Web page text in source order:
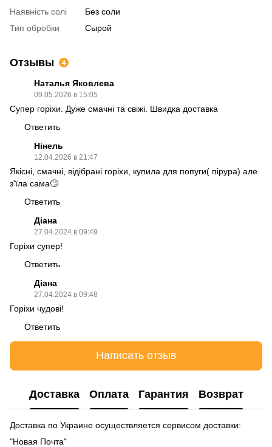
Наявність солі
Без соли
Тип обробки
Сырой
Отзывы 4
Наталья Яковлева
09.05.2026 в 15:05
Супер горіхи. Дуже смачні та свіжі. Швидка доставка
Ответить
Нінель
12.04.2026 в 21:47
Якісні, смачні, відібрані горіхи, купила для попуги( пірура) але
з'їла сама🙄
Ответить
Діана
27.04.2024 в 09:49
Горіхи супер!
Ответить
Діана
27.04.2024 в 09:48
Горіхи чудові!
Ответить
Написать отзыв
Доставка Оплата Гарантия Возврат
Доставка по Украине осуществляется сервисом доставки:
"Новая Почта"